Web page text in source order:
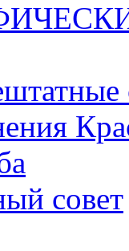
совет